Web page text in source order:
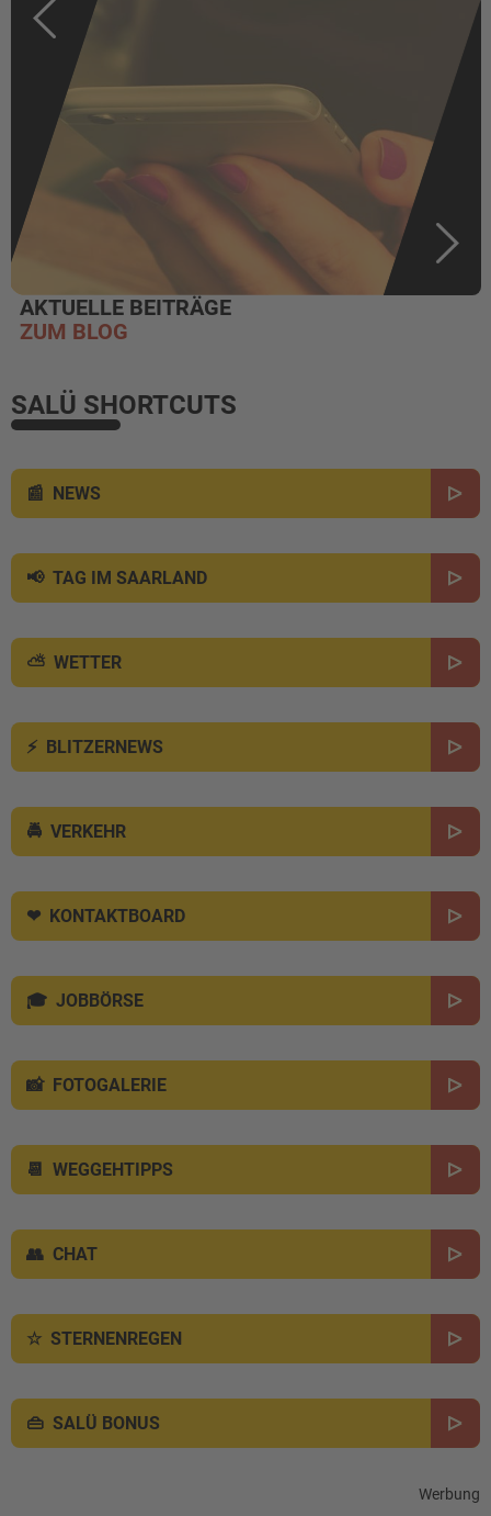
AKTUELLE BEITRÄGE
ZUM BLOG
SALÜ SHORTCUTS
NEWS
TAG IM SAARLAND
WETTER
BLITZERNEWS
VERKEHR
KONTAKTBOARD
JOBBÖRSE
FOTOGALERIE
WEGGEHTIPPS
CHAT
STERNENREGEN
SALÜ BONUS
Werbung